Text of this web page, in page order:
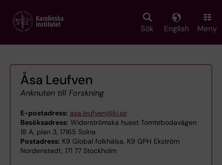
main
Sök English Meny
Åsa Leufven
Anknuten till Forskning
E-postadress: asa.leufven@ki.se
Besöksadress: Widerströmska huset Tomtebodavägen
18 A, plan 3, 17165 Solna
Postadress: K9 Global folkhälsa, K9 GPH Ekström
Nordenstedt, 171 77 Stockholm